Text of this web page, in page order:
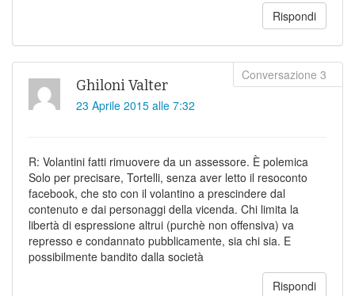
Rispondi
Ghiloni Valter
23 Aprile 2015 alle 7:32
R: Volantini fatti rimuovere da un assessore. È polemica
Solo per precisare, Tortelli, senza aver letto il resoconto
facebook, che sto con il volantino a prescindere dal
contenuto e dai personaggi della vicenda. Chi limita la
libertà di espressione altrui (purchè non offensiva) va
represso e condannato pubblicamente, sia chi sia. E
possibilmente bandito dalla società
Rispondi